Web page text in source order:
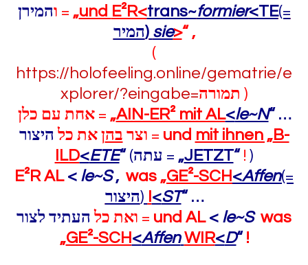
והמירן = „und E²R<trans~formier<TE(=
המיר) sie>“ ,
(
https://holofeeling.online/gematrie/e
xplorer/?eingabe=תמורה )
אחת עם כלן = „AIN-ER² mit AL<le~N“ …
וצר בהן את כל היצור = und mit ihnen „B-
ILD<ETE“ ( = „JETZT“ ! )
E²R AL < le~S, was „GE²-SCH <Affen(=
היצור) <ST“ …
ואת כל העתיד לצור = und AL < le~S was
„GE²-SCH <Affen WIR<D“ !